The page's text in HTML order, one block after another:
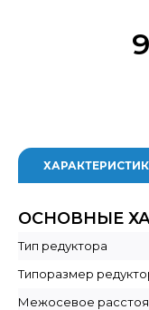
ОСНОВНЫЕ
Тип редуктора
Типоразмер
Межосевое